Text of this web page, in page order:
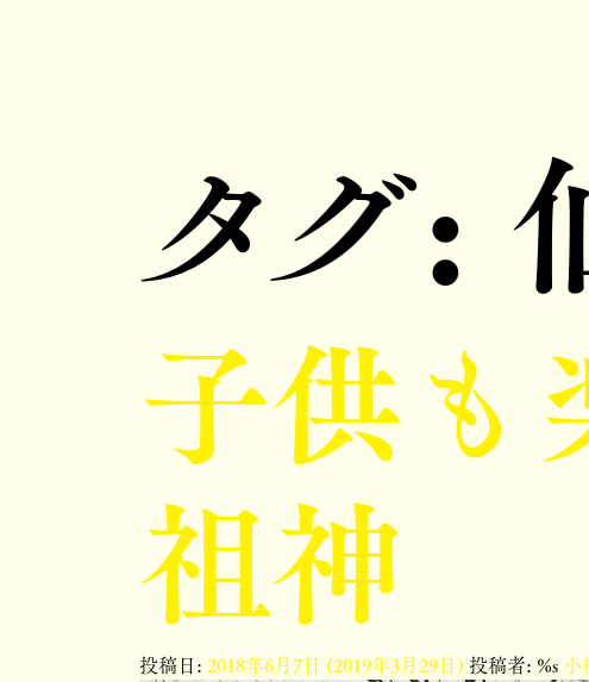
タグ:
子供
祖神
投稿日:2018年6月7日 (2019年3月29日) 投稿者: %s小